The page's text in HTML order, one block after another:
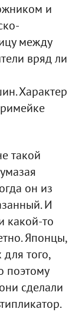
и
между
вряд ли
Характер
такой
он из
И
какой-то
Японцы,
того,
поэтому
сделали